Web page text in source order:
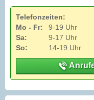
Telefonzeiten:
Mo - Fr:
9-19 Uhr
Sa:
9-17 Uhr
So:
14-19 Uhr